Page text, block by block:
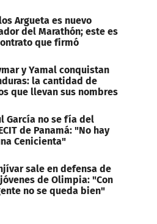
Argueta es nuevo
del Marathón; este es
que firmó
y Yamal conquistan
la cantidad de
que llevan sus nombres
García no se fía del
de Panamá: "No hay
Cenicienta"
sale en defensa de
de Olimpia: "Con
no se queda bien"